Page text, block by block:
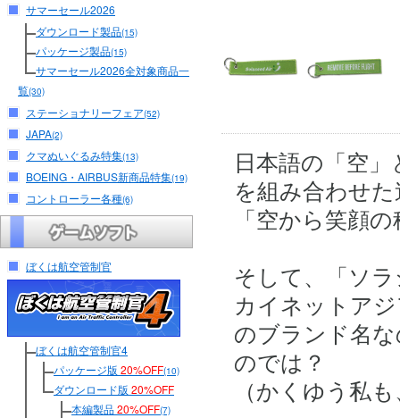
サマーセール2026
ダウンロード製品(15)
パッケージ製品(15)
サマーセール2026全対象商品一
覧(30)
ステーショナリーフェア(52)
JAPA(2)
クマぬいぐるみ特集(13)
BOEING・AIRBUS新商品特集(19)
コントローラー各種(6)
ぼくは航空管制官
ぼくは航空管制官4
パッケージ版 20%OFF(10)
ダウンロード版 20%OFF
本編製品20%OFF(7)
日本語の「空
を組み合わせ
「空から笑顔
そして、「ソ
カイネットア
のブランド名
のでは？
（かくゆう私